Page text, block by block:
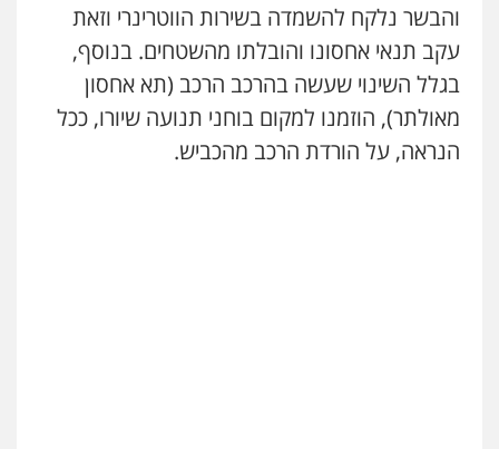
והבשר נלקח להשמדה בשירות הווטרינרי וזאת
עקב תנאי אחסונו והובלתו מהשטחים. בנוסף,
בגלל השינוי שעשה בהרכב הרכב (תא אחסון
מאולתר), הוזמנו למקום בוחני תנועה שיורו, ככל
הנראה, על הורדת הרכב מהכביש.
רונן הלל – מוניטין
מחיקת כתבות מגוגל ודחיקת אזכורים
שליליים
שירותים מקצועיים לעורכי דין
0522508109